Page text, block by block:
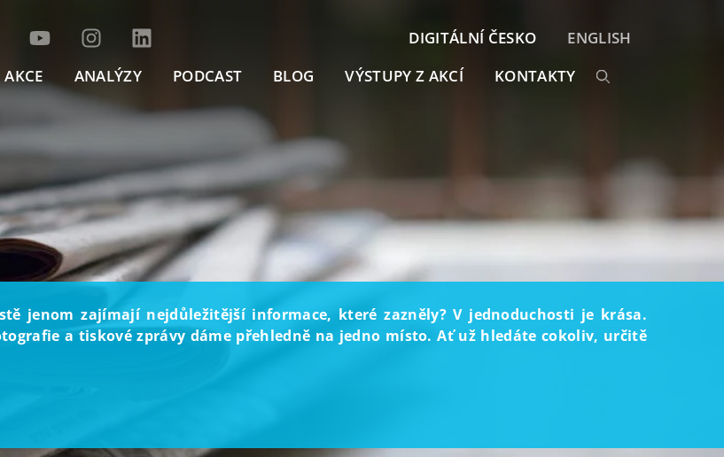
AKCE ANALÝZY PODCAST BLOG VÝSTUPY Z AKCÍ KONTAKTY
DIGITÁLNÍ ČESKO ENGLISH
jenom zajímají nejdůležitější informace, které zazněly? V jednoduchosti je krása.
a tiskové zprávy dáme přehledně na jedno místo. Ať už hledáte cokoliv, určitě